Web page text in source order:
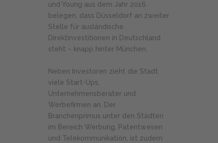
und Young aus dem Jahr 2016
belegen, dass Düsseldorf an zweiter
Stelle für ausländische
Direktinvestitionen in Deutschland
steht – knapp hinter München.
Neben Investoren zieht die Stadt
viele Start-Ups,
Unternehmensberater und
Werbefirmen an. Der
Branchenprimus unter den Städten
im Bereich Werbung, Patentwesen
und Telekommunikation, ist zudem